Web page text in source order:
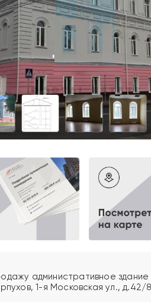
административное
1-я Московская ул., д.42/